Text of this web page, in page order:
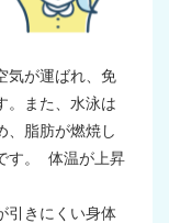
気が運ばれ、免
。また、水泳は
、脂肪が燃焼し
。
体温が上昇
引きにくい身体